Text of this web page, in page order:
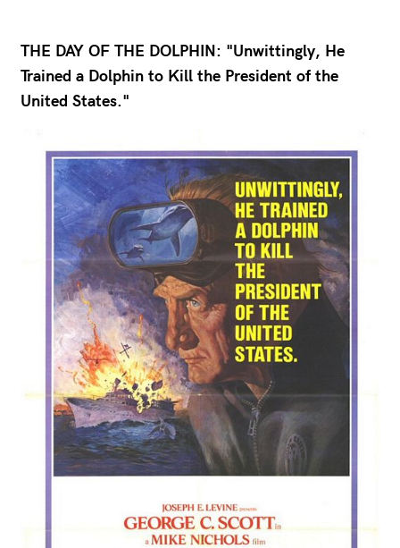
THE DAY OF THE DOLPHIN: "Unwittingly, He
Trained a Dolphin to Kill the President of the
United States."